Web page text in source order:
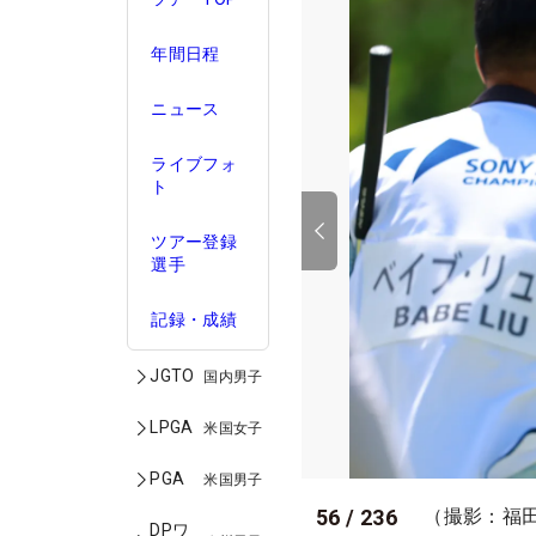
年間日程
ニュース
ライブフォ
ト
ツアー登録
選手
記録・成績
JGTO 国内男子
LPGA 米国女子
PGA 米国男子
DPワ
56 / 236 （撮影：福